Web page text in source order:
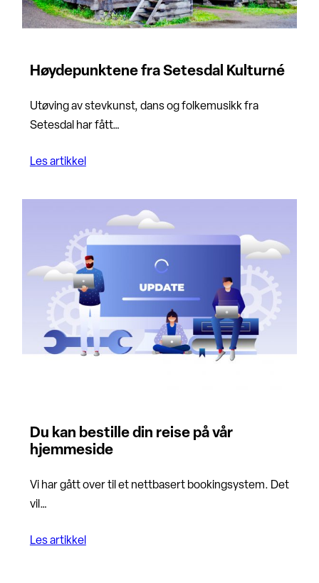
Høydepunktene fra Setesdal Kulturné
Utøving av stevkunst, dans og folkemusikk fra
Setesdal har fått…
Les artikkel
Du kan bestille din reise på vår
hjemmeside
Vi har gått over til et nettbasert bookingsystem. Det
vil…
Les artikkel